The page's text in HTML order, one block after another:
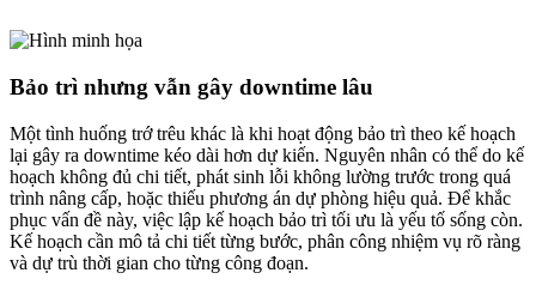
Bảo trì nhưng vẫn gây downtime lâu
Một tình huống trớ trêu khác là khi hoạt động bảo trì theo kế hoạch
lại gây ra downtime kéo dài hơn dự kiến. Nguyên nhân có thể do kế
hoạch không đủ chi tiết, phát sinh lỗi không lường trước trong quá
trình nâng cấp, hoặc thiếu phương án dự phòng hiệu quả. Để khắc
phục vấn đề này, việc lập kế hoạch bảo trì tối ưu là yếu tố sống còn.
Kế hoạch cần mô tả chi tiết từng bước, phân công nhiệm vụ rõ ràng
và dự trù thời gian cho từng công đoạn.